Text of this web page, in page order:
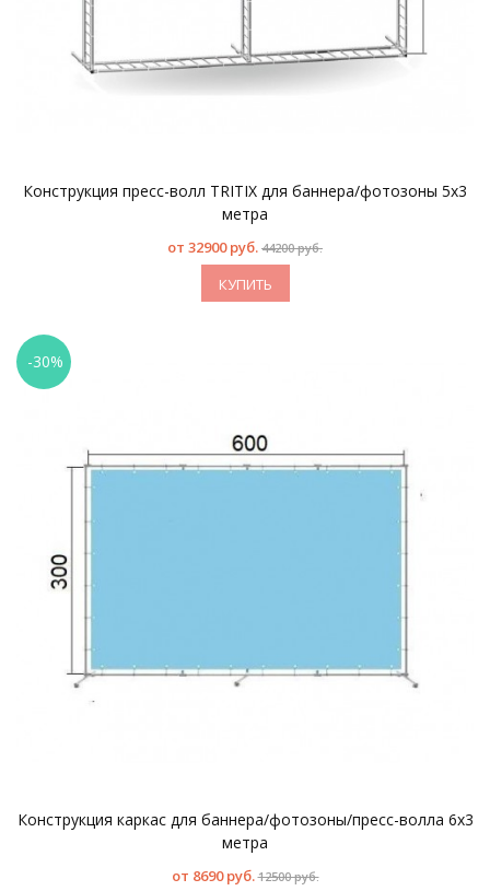
Конструкция пресс-волл TRITIX для баннера/фотозоны 5х3
метра
от 32900 руб. 44200 руб.
КУПИТЬ
-30%
Конструкция каркас для баннера/фотозоны/пресс-волла 6х3
метра
от 8690 руб. 12500 руб.